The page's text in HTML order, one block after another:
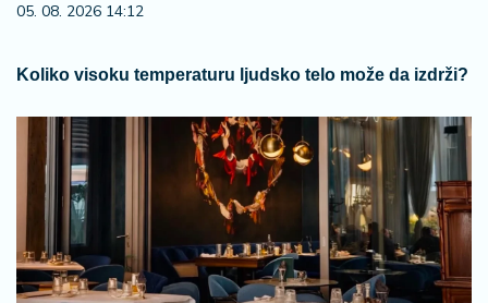
05. 08. 2026 14:12
Koliko visoku temperaturu ljudsko telo može da izdrži?